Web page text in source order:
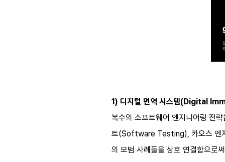
1) 디지털 면역 시스템(Digital
복수의 소프트웨어 엔지니어링 전
트(Software Testing), 카오스 엔
의 모범 사례들을 상호 연결함으로